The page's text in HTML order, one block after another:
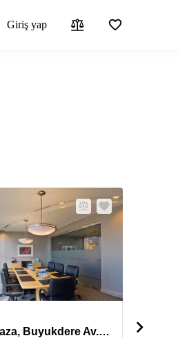
Giriş yap
1. Levent Plaza, Buyukdere Av. Ni: 173/A Floor 7, Levent-Istanbul